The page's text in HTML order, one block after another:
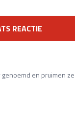
REACTIE
en pruimen